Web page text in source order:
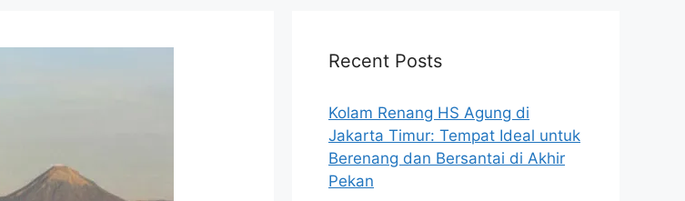
Recent Posts
Kolam Renang HS Agung di
Jakarta Timur: Tempat Ideal untuk
Berenang dan Bersantai di Akhir
Pekan